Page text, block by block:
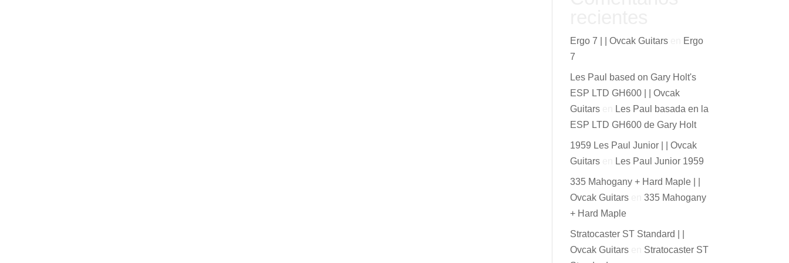
Ergo 7
Les Paul based on Gary Holt's
ESP LTD GH600 | | Ovcak
GuitarsenLes Paul basada en
la ESP LTD GH600 de Gary Holt
1959 Les Paul Junior | | Ovcak
GuitarsenLes Paul Junior
1959
335 Mahogany + Hard Maple | |
Ovcak Guitars
en335
Mahogany + Hard Maple
Stratocaster ST Standard | |
Ovcak Guitars
en